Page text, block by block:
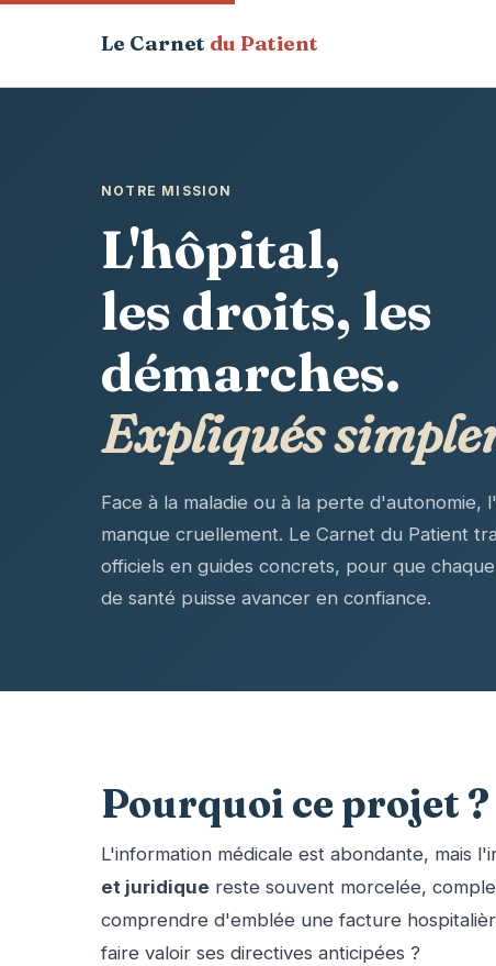
Le Carnet du Patient
NOTRE MISSION
L'hôpital,
les droits, les
démarches.
Expliqués
Face à la maladie ou à la perte d'autonomie,
manque cruellement. Le Carnet du Patient
officiels en guides concrets, pour que
de santé puisse avancer en confiance.
Pourquoi ce projet ?
L'information médicale est abondante, mais
et juridique reste souvent morcelée,
comprendre d'emblée une facture
faire valoir ses directives anticipées ?